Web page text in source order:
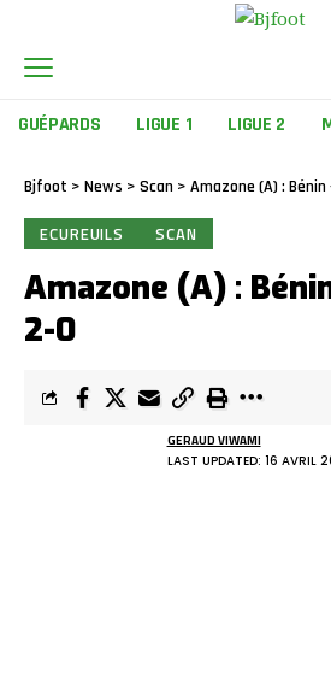
GUÉPARDS LIGUE 1 LIGUE 2
Bjfoot > News > Scan > Amazone (A) :
ECUREUILS SCAN
Amazone (A) :
2-0
LAST UPDATED: 16 AVRIL
GERAUD VIWAMI